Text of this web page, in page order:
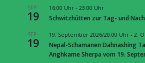
SEP.
19
16:00 Uhr- 23:00 Uhr
Schwitzhütten zur Tag- und
SEP.
19
19. September 2026/20:00 Uhr- 2.
Nepal-Schamanen Dahnashing
Anghkame Sherpa vom 19.